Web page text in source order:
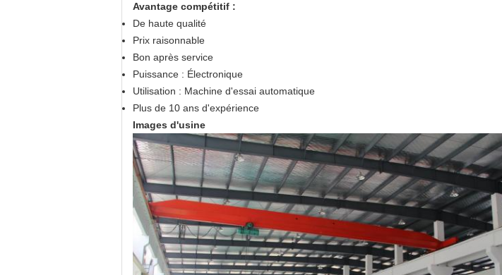
Avantage compétitif :
De haute qualité
Prix raisonnable
Bon après service
Puissance : Électronique
Utilisation : Machine d'essai automatique
Plus de 10 ans d'expérience
Images d'usine